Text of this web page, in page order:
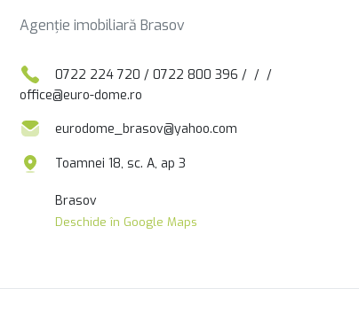
Agenție imobiliară Brasov
0722 224 720 / 0722 800 396 / / /
office@euro-dome.ro
eurodome_brasov@yahoo.com
Toamnei 18, sc. A, ap 3
Brasov
Deschide în Google Maps